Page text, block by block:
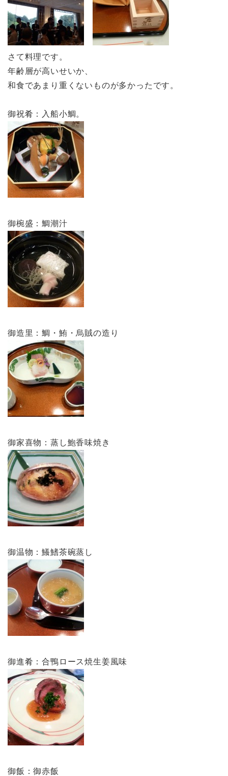
さて料理です。
年齢層が高いせいか、
和食であまり重くないものが多かったです。
御祝肴：入船小鯛。
御椀盛：鯛潮汁
御造里：鯛・鮪・烏賊の造り
御家喜物：蒸し鮑香味焼き
御温物：鱶鰭茶碗蒸し
御進肴：合鴨ロース焼生姜風味
御飯：御赤飯